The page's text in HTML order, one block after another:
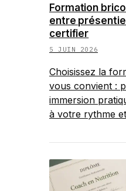
Formation
entre
certifier
5 JUIN 2026
Choisissez la
vous convient :
immersion
à votre rythme